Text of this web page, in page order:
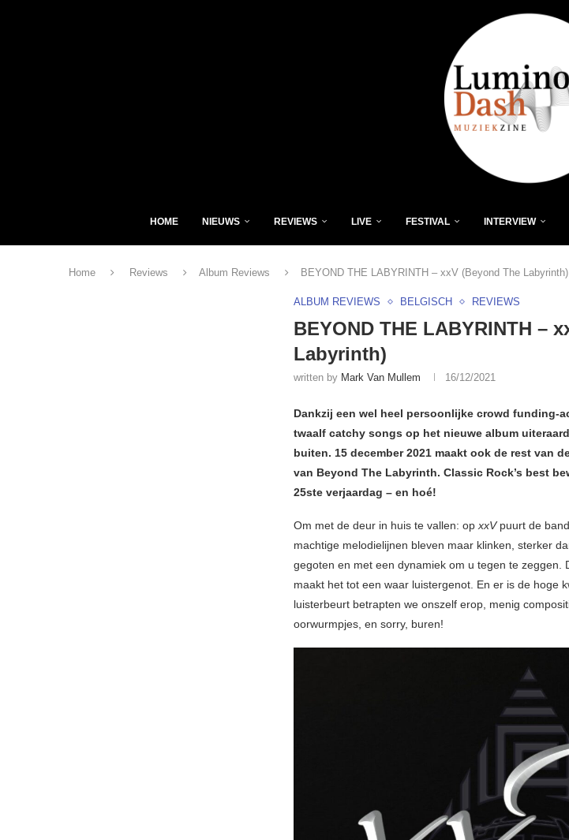
HOME NIEUWS REVIEWS LIVE FESTIVAL INTERVIEW
Home Reviews Album Reviews BEYOND THE LABYRINTH – xxV (Beyond The Labyrinth)
ALBUM REVIEWS BELGISCH REVIEWS
BEYOND THE LABYRINTH –
Labyrinth)
written by Mark Van Mullem 16/12/2021
Dankzij een wel heel persoonlijke crowd funding-
twaalf catchy songs op het nieuwe album
buiten. 15 december 2021 maakt ook de rest van
van Beyond The Labyrinth. Classic Rock’s best
25ste verjaardag – en hoé!
Om met de deur in huis te vallen: opxxVpuurt de
machtige melodielijnen bleven maar klinken, sterker
gegoten en met een dynamiek om u tegen te zeggen.
maakt het tot een waar luistergenot. En er is de hoge
luisterbeurt betrapten we onszelf erop, menig
oorwurmpjes, en sorry, buren!